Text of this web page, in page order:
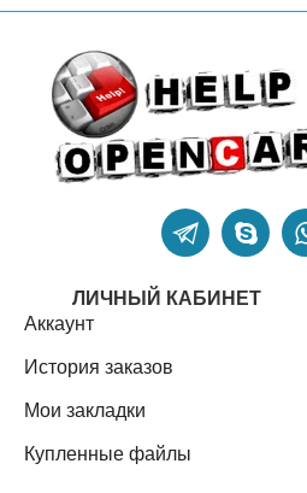
ЛИЧНЫЙ КАБИНЕТ
Аккаунт
История заказов
Мои закладки
Купленные файлы